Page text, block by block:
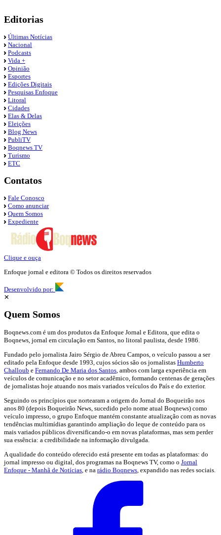
Editorias
Últimas Notícias
Nacional
Podcasts
Vida +
Opinião
Esportes
Edições Digitais
Pesquisas Enfoque
Litoral
Cidades
Elas & Delas
Eleições
Blog News
PubliTV
Boqnews TV
Turismo
ETC
Contatos
Fale Conosco
Como anunciar
Quem Somos
Expediente
Clique e ouça
Enfoque jornal e editora © Todos os direitos reservados
Desenvolvido por:
✕
Quem Somos
Boqnews.com é um dos produtos da Enfoque Jornal e Editora, que edita o
Boqnews, jornal em circulação em Santos, no litoral paulista, desde 1986.
Fundado pelo jornalista Jairo Sérgio de Abreu Campos, o veículo passou a ser
editado pela Enfoque desde 1993, cujos sócios são os jornalistas Humberto
Challoub e Fernando De Maria dos Santos , ambos com larga experiência em
veículos de comunicação e no setor acadêmico, formando centenas de gerações
de jornalistas hoje atuando nos mais variados veículos do País e do exterior.
Seguindo os princípios que nortearam a origem do Jornal do Boqueirão nos
anos 80 (depois Boqueirão News, sucedido pelo nome atual Boqnews) como
veículo impresso, o grupo Enfoque mantém constante atualização com as novas
tendências multimídias garantindo ampliação do leque de conteúdo para os
mais variados públicos diversificando-o em novas plataformas, mas sem perder
sua essência: a credibilidade na informação divulgada.
A qualidade do conteúdo oferecido está presente em todas as plataformas: do
jornal impresso ou digital, dos programas na Boqnews TV, como o Jornal
Enfoque - Manhã de Notícias , e na rádio Boqnews , expandido nas redes sociais.